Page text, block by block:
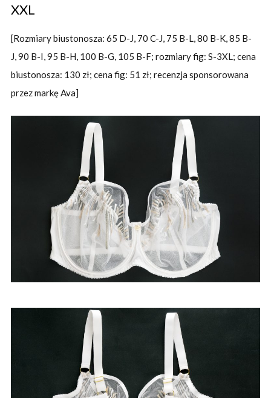
XXL
[Rozmiary biustonosza: 65 D-J, 70 C-J, 75 B-L, 80 B-K, 85 B-
J, 90 B-I, 95 B-H, 100 B-G, 105 B-F; rozmiary fig: S-3XL; cena
biustonosza: 130 zł; cena fig: 51 zł; recenzja sponsorowana
przez markę Ava]